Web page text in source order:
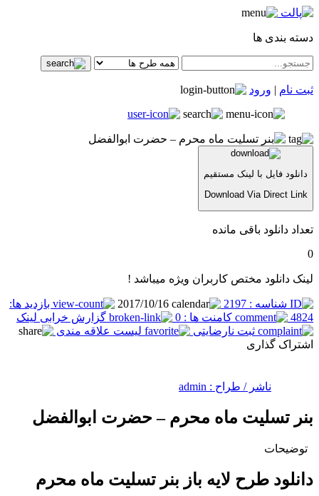
دسته بندی ها
ثبت نام | ورود
دانلود فایل با لینک مستقیم
Download Via Direct Link
تعداد دانلود باقی مانده
0
لینک دانلود مختص کاربران ویژه میباشد !
شناسه : 2197
بازدید ها:
4824
کامنت ها : 0
گزارش خرابی لینک
ثبت نارضایتی
لیست علاقه مندی
اشتراک گذاری
ناشر / طراح : admin
بنر تسلیت ماه محرم – حضرت ابوالفضل
توضیحات
دانلود طرح لایه باز بنر تسلیت ماه محرم